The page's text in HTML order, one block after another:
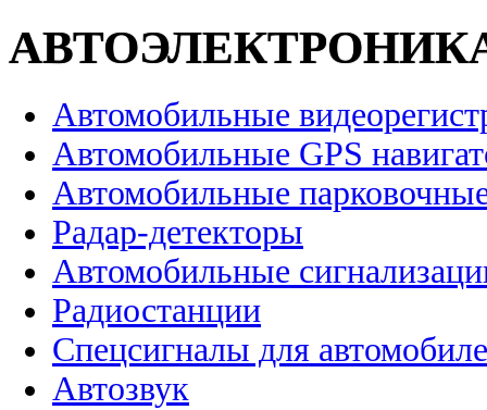
Автомобильные
Автомобильные GPS
Автомобильные
Радар-детекторы
Автомобильные
Радиостанции
Спецсигналы для
Автозвук